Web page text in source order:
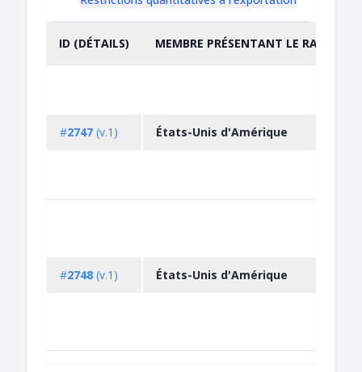
ID (DÉTAILS) TRIER PAR
MEMBRE PRÉSENTANT LE RAPPORT
CROISSANT
#2747 (v.1) États-Unis d'Amérique
#2748 (v.1) États-Unis d'Amérique